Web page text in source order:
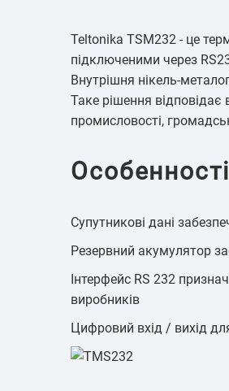
Teltonika TSM232 - це
підключеними через
Внутрішня нікель-
Таке рішення
промисловості,
Супутникові дані
Резервний акумулятор
Інтерфейс RS 232
виробників
Цифровий вхід / вихід